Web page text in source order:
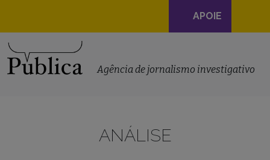
Navegação
principal
APOIE
Agência de jornalismo investigativo
ANÁLISE